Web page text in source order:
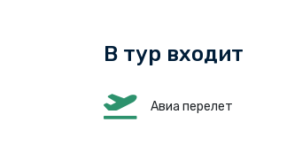
В тур входит
Авиа перелет